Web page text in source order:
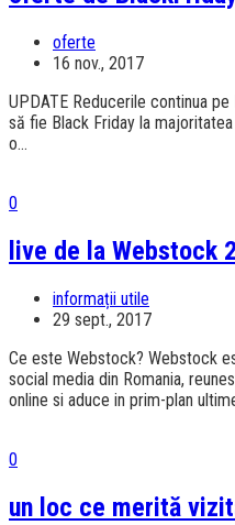
oferte
16 nov., 2017
UPDATE Reducerile continua
să fie Black Friday la
o...
0
live de la Webstock
informații utile
29 sept., 2017
Ce este Webstock? Webstock
social media din Romania,
online si aduce in prim-plan
0
un loc ce merită